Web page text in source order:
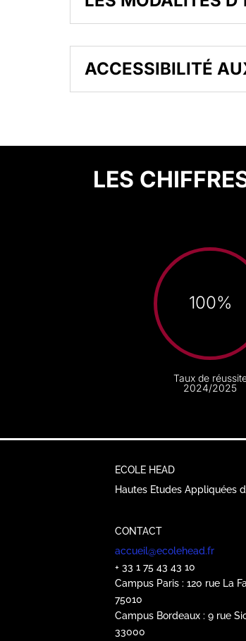
ACCESSIBILITÉ
LES
100%
Taux de
2024/2025
ECOLE HEAD
Hautes Etudes Appliquées
CONTACT
accueil@ecolehead.fr
+ 33 1 75 43 43 10
Campus Paris : 120 rue La
75010
Campus Bordeaux : 9 rue
33000